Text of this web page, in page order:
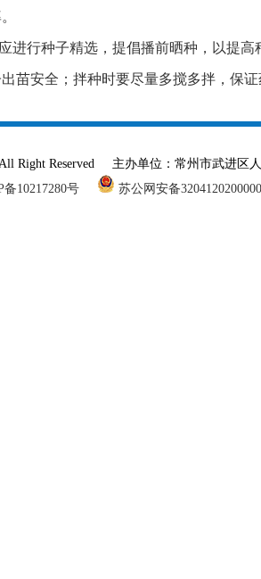
进行种子精选，提倡播前晒种，以提
苗安全；拌种时要尽量多搅多拌，保
All Right Reserved 主办单位：常州市武进
备10217280号
苏公网安备